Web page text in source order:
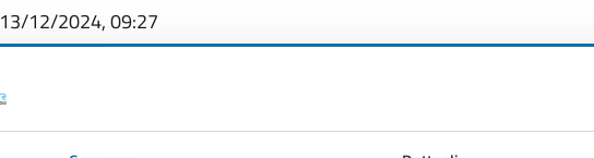
13/12/2024, 09:27